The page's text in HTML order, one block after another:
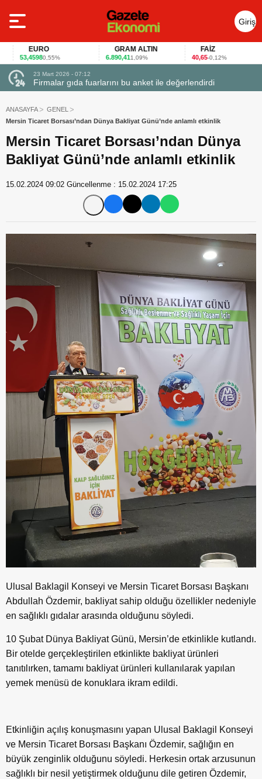
Giriş
Yap
EURO
53,45980,55%
GRAM ALTIN
6.890,411,09%
FAİZ
40,65-0,12%
23 Mart 2026 - 07:12
Firmalar gıda fuarlarını bu anket ile değerlendirdi
ANASAYFA
GENEL
Mersin Ticaret Borsası’ndan Dünya Bakliyat Günü’nde anlamlı etkinlik
Mersin Ticaret Borsası’ndan Dünya
Bakliyat Günü’nde anlamlı etkinlik
15.02.2024 09:02 Güncellenme : 15.02.2024 17:25
Ulusal Baklagil Konseyi ve Mersin Ticaret Borsası Başkanı
Abdullah Özdemir, bakliyat sahip olduğu özellikler nedeniyle
en sağlıklı gıdalar arasında olduğunu söyledi.
10 Şubat Dünya Bakliyat Günü, Mersin’de etkinlikle kutlandı.
Bir otelde gerçekleştirilen etkinlikte bakliyat ürünleri
tanıtılırken, tamamı bakliyat ürünleri kullanılarak yapılan
yemek menüsü de konuklara ikram edildi.
Etkinliğin açılış konuşmasını yapan Ulusal Baklagil Konseyi
ve Mersin Ticaret Borsası Başkanı Özdemir, sağlığın en
büyük zenginlik olduğunu söyledi. Herkesin ortak arzusunun
sağlıklı bir nesil yetiştirmek olduğunu dile getiren Özdemir,